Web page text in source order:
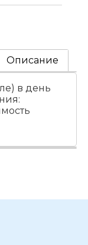
Описание
в день